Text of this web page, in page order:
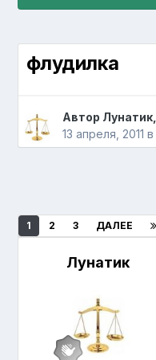
флудилка
Автор Лунатик,
13 апреля, 2011 в
1 2 3 ДАЛЕЕ
Лунатик